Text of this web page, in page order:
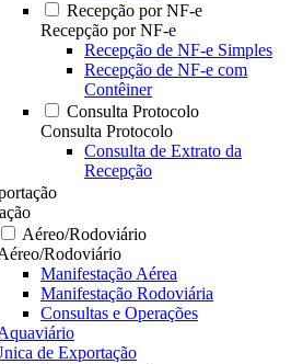
Recepção por NF-e
Recepção por NF-e
Recepção de NF-e Simples
Recepção de NF-e com
Contêiner
Consulta Protocolo
Consulta Protocolo
Consulta de Extrato da
Recepção
Aéreo/Rodoviário
Rodoviário
Manifestação Aérea
Manifestação Rodoviária
Consultas e Operações
de Exportação